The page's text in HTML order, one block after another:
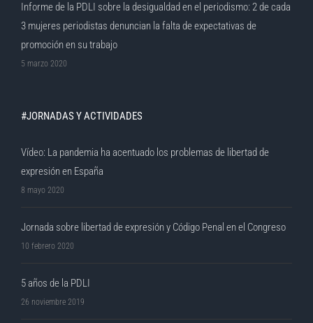
Informe de la PDLI sobre la desigualdad en el periodismo: 2 de cada
3 mujeres periodistas denuncian la falta de expectativas de
promoción en su trabajo
5 marzo 2020
#JORNADAS Y ACTIVIDADES
Vídeo: La pandemia ha acentuado los problemas de libertad de
expresión en España
8 mayo 2020
Jornada sobre libertad de expresión y Código Penal en el Congreso
10 febrero 2020
5 años de la PDLI
26 noviembre 2019